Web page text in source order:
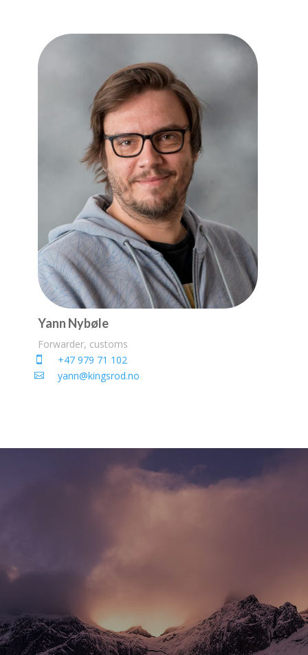
Yann Nybøle
Forwarder, customs
+47 979 71 102
yann@kingsrod.no